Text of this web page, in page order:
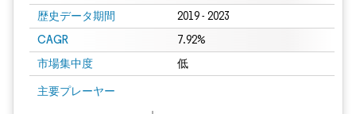
歴史データ期間 2019 - 2023
CAGR 7.92%
市場集中度 低
主要プレーヤー